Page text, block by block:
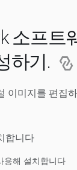
소프
하기.
이미지를 편집
합니다
용해 설치합니다